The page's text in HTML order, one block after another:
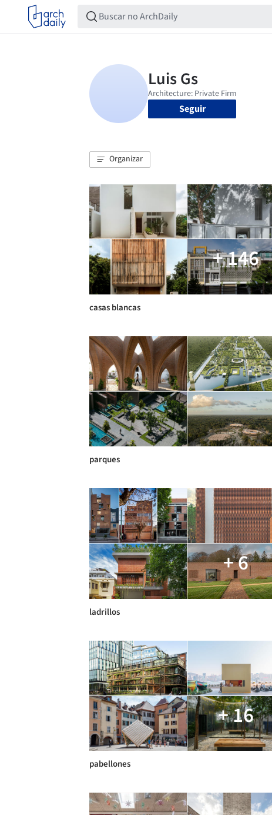
Seguir
Organizar
+ 146
casas blancas
parques
+ 6
ladrillos
+ 16
pabellones